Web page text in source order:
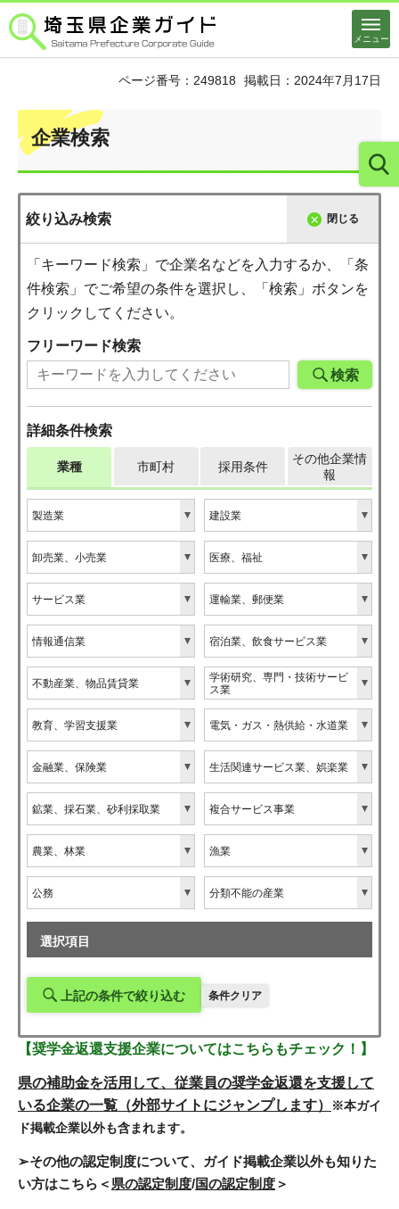
埼玉県企業ガイド メニュー
ページ番号：249818 掲載日：2024年7月17日
企業検索
絞り込み検索 閉じる
「キーワード検索」で企業名などを入力するか、「条
件検索」でご希望の条件を選択し、「検索」ボタンを
クリックしてください。
フリーワード検索
詳細条件検索
業種
製造業 建設業
卸売業、小売業 医療、福祉
サービス業 運輸業、郵便業
情報通信業 宿泊業、飲食サービス業
不動産業、物品賃貸業
学術研究、専門・技術サービ
ス業
教育、学習支援業 電気・ガス・熱供給・水道業
金融業、保険業 生活関連サービス業、娯楽業
鉱業、採石業、砂利採取業 複合サービス事業
農業、林業 漁業
公務 分類不能の産業
市町村 採用条件
その他企業情
報
選択項目
【奨学金返還支援企業についてはこちらもチェック！】
県の補助金を活用して、従業員の奨学金返還を支援して
いる企業の一覧（外部サイトにジャンプします）
※本ガイ
ド掲載企業以外も含まれます。
➢その他の認定制度について、ガイド掲載企業以外も知りた
い方はこちら＜ 県の認定制度/国の認定制度＞